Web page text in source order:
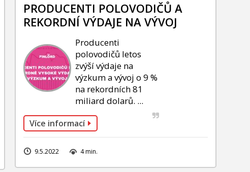
PRODUCENTI POLOVODIČŮ A
REKORDNÍ VÝDAJE NA VÝVOJ
Producenti
polovodičů letos
zvýší výdaje na
výzkum a vývoj o 9 %
na rekordních 81
miliard dolarů. ...
Více informací
9.5.2022 4 min.